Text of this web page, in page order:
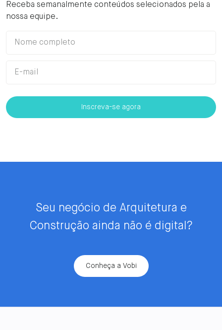
Receba semanalmente conteúdos selecionados pela a
nossa equipe.
Seu negócio de Arquitetura e
Construção ainda não é digital?
Conheça a Vobi